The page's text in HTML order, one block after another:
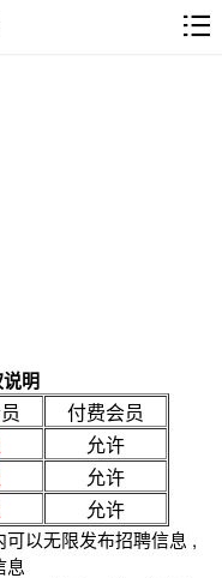
明
付费会员
允许
允许
允许
以无限发布招聘信息 ,
息